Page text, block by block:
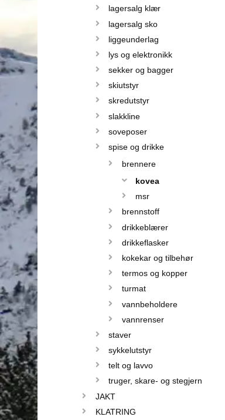
lagersalg klær
lagersalg sko
liggeunderlag
lys og elektronikk
sekker og bagger
skiutstyr
skredutstyr
slakkline
soveposer
spise og drikke
brennere
kovea
msr
brennstoff
drikkeblærer
drikkeflasker
kokekar og tilbehør
termos og kopper
turmat
vannbeholdere
vannrenser
staver
sykkelutstyr
telt og lavvo
truger, skare- og stegjern
JAKT
KLATRING